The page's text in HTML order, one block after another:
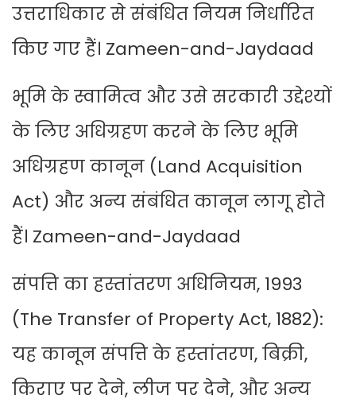
उत्तराधिकार से संबंधित नियम निर्धारित
किए गए हैं। Zameen-and-Jaydaad
भूमि के स्वामित्व और उसे सरकारी उद्देश्यों
के लिए अधिग्रहण करने के लिए भूमि
अधिग्रहण कानून (Land Acquisition
Act) और अन्य संबंधित कानून लागू होते
हैं। Zameen-and-Jaydaad
संपत्ति का हस्तांतरण अधिनियम, 1993
(The Transfer of Property Act, 1882):
यह कानून संपत्ति के हस्तांतरण, बिक्री,
किराए पर देने, लीज पर देने, और अन्य